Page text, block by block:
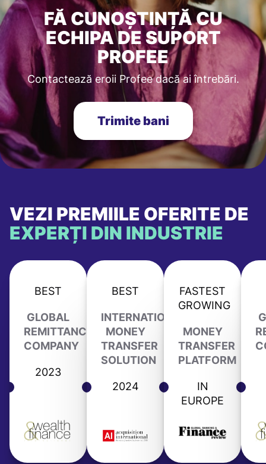
FĂ CUNOȘTINȚĂ CU
ECHIPA DE SUPORT
PROFEE
Contactează eroii Profee dacă ai întrebări.
Trimite bani
VEZI PREMIILE OFERITE DE
EXPERȚI DIN INDUSTRIE
BEST
GLOBAL
REMITTANCE
COMPANY
2023
BEST
INTERNATIONAL
MONEY
TRANSFER
SOLUTION
2024
FASTEST
GROWING
MONEY
TRANSFER
PLATFORM
IN
EUROPE